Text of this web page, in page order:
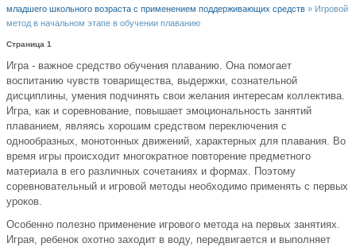
младшего школьного возраста с применением поддерживающих средств » Игровой
метод в начальном этапе в обучении плаванию
Страница 1
Игра - важное средство обучения плаванию. Она помогает
воспитанию чувств товарищества, выдержки, сознательной
дисциплины, умения подчинять свои желания интересам коллектива.
Игра, как и соревнование, повышает эмоциональность занятий
плаванием, являясь хорошим средством переключения с
однообразных, монотонных движений, характерных для плавания. Во
время игры происходит многократное повторение предметного
материала в его различных сочетаниях и формах. Поэтому
соревновательный и игровой методы необходимо применять с первых
уроков.
Особенно полезно применение игрового метода на первых занятиях.
Играя, ребенок охотно заходит в воду, передвигается и выполняет